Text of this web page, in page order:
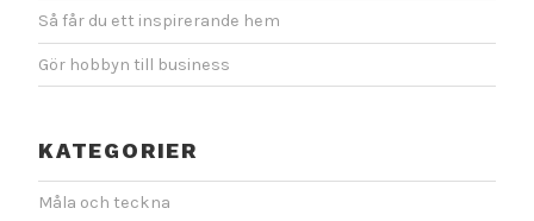
Så får du ett inspirerande hem
Gör hobbyn till business
KATEGORIER
Måla och teckna